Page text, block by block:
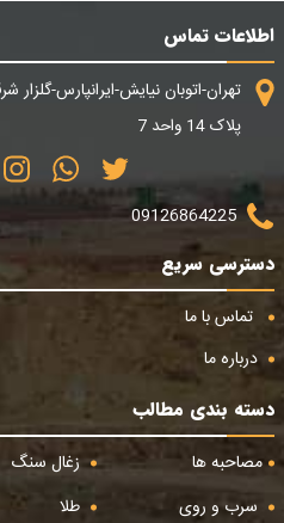
اطلاعات تماس
تهران-اتوبان نیایش-ایرانپارس-
پلاک 14 واحد 7
09126864225
دسترسی سریع
تماس با ما
درباره ما
دسته بندی مطالب
مصاحبه ها
زغال سنگ
سرب و روی
طلا